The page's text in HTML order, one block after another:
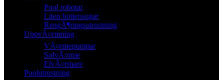
Pool robotar
Liten bottensugar
RengÃ¶ringsutrustning
UppvÃ¤rmning
VÃ¤rmepumpar
SolvÃ¤rme
ElvÃ¤rmare
Poolutrustning